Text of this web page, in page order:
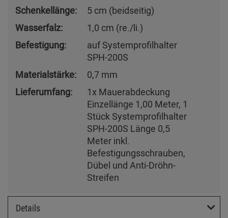
Schenkellänge:
5 cm (beidseitig)
Wasserfalz:
1,0 cm (re./li.)
Befestigung:
auf Systemprofilhalter
SPH-200S
Materialstärke:
0,7 mm
Lieferumfang:
1x Mauerabdeckung
Einzellänge 1,00 Meter, 1
Stück Systemprofilhalter
SPH-200S Länge 0,5
Meter inkl.
Befestigungsschrauben,
Dübel und Anti-Dröhn-
Streifen
Details